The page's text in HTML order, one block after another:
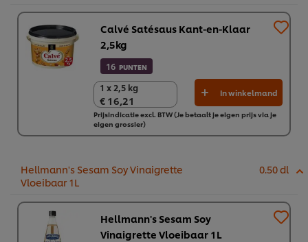
Calvé Satésaus Kant-en-Klaar
2,5kg
16 PUNTEN
1 x 2,5 kg
€ 16,21
1 x 2,5 kg
€ 16,21
In winkelmand
Prijsindicatie excl. BTW (Je betaalt je eigen prijs via je
eigen grossier)
Hellmann's Sesam Soy Vinaigrette
Vloeibaar 1L
0.50 dl
Hellmann's Sesam Soy
Vinaigrette Vloeibaar 1L